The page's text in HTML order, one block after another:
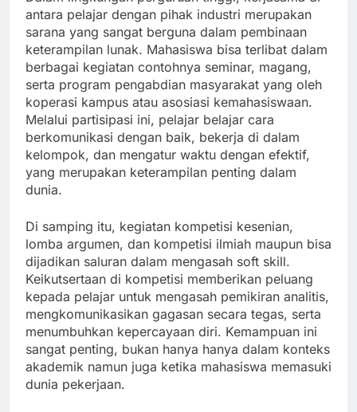
antara pelajar dengan pihak industri merupakan
sarana yang sangat berguna dalam pembinaan
keterampilan lunak. Mahasiswa bisa terlibat dalam
berbagai kegiatan contohnya seminar, magang,
serta program pengabdian masyarakat yang oleh
koperasi kampus atau asosiasi kemahasiswaan.
Melalui partisipasi ini, pelajar belajar cara
berkomunikasi dengan baik, bekerja di dalam
kelompok, dan mengatur waktu dengan efektif,
yang merupakan keterampilan penting dalam
dunia.
Di samping itu, kegiatan kompetisi kesenian,
lomba argumen, dan kompetisi ilmiah maupun bisa
dijadikan saluran dalam mengasah soft skill.
Keikutsertaan di kompetisi memberikan peluang
kepada pelajar untuk mengasah pemikiran analitis,
mengkomunikasikan gagasan secara tegas, serta
menumbuhkan kepercayaan diri. Kemampuan ini
sangat penting, bukan hanya hanya dalam konteks
akademik namun juga ketika mahasiswa memasuki
dunia pekerjaan.